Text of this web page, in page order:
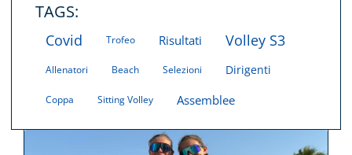
TAGS:
Covid Trofeo Risultati Volley S3
Allenatori Beach Selezioni Dirigenti
Coppa Sitting Volley Assemblee